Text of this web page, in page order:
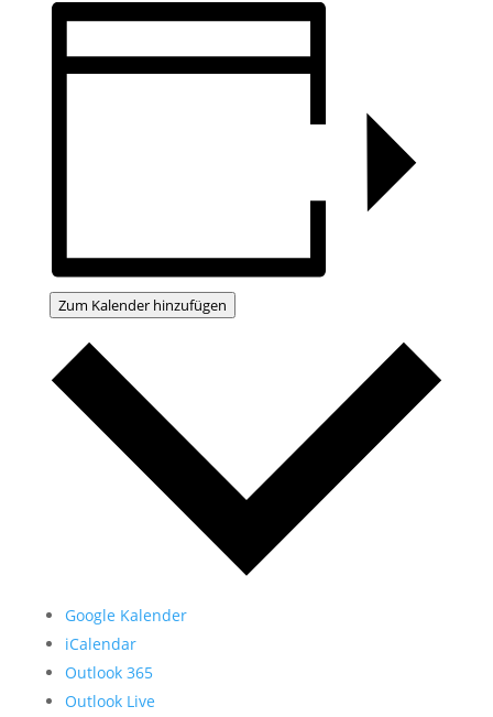
Zum Kalender hinzufügen
Google Kalender
iCalendar
Outlook 365
Outlook Live